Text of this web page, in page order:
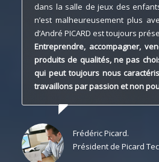
dans la salle de jeux des
n’est malheureusement plus
d’André PICARD est toujours
Entreprendre, accompagner,
produits de qualités, ne pas
qui peut toujours nous
travaillons par passion et non
Frédéric Picard.
Président de Picard